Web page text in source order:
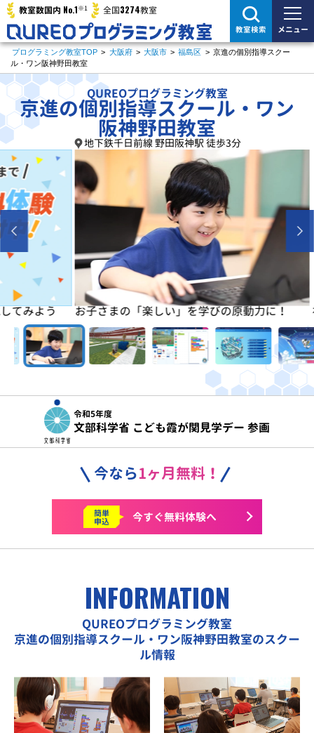
教室数国内 No.1※1 全国3274教室
教室検索 メニュー
プログラミング教室TOP > 大阪府 > 大阪市 > 福島区 > 京進の個別指導スクー
ル・ワン阪神野田教室
QUREOプログラミング教室
京進の個別指導スクール・ワン
阪神野田教室
地下鉄千日前線 野田阪神駅 徒歩3分
う お子さまの「楽しい」を学びの原動力に！ 初め
令和5年度
文部科学省 こども霞が関見学デー 参画
今なら1ヶ月無料！
簡単
申込 今すぐ無料体験へ
INFORMATION
QUREOプログラミング教室
京進の個別指導スクール・ワン阪神野田教室のスクー
ル情報